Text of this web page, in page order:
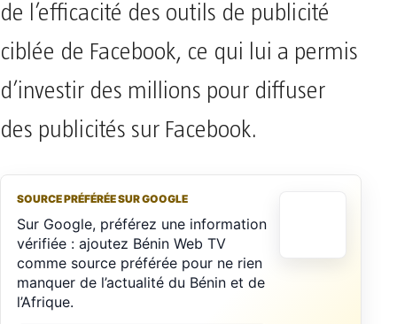
de l’efficacité des outils de publicité
ciblée de Facebook, ce qui lui a permis
d’investir des millions pour diffuser
des publicités sur Facebook.
SOURCE PRÉFÉRÉE SUR GOOGLE
Sur Google, préférez une information
vérifiée : ajoutez Bénin Web TV
comme source préférée pour ne rien
manquer de l’actualité du Bénin et de
l’Afrique.